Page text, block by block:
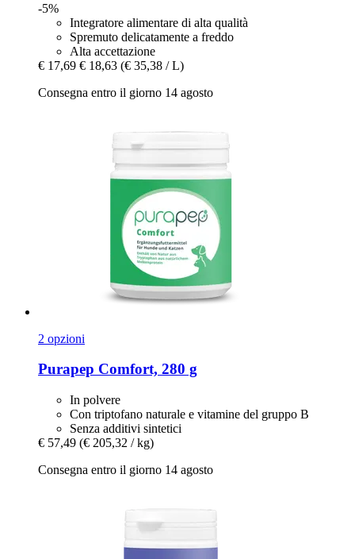
-5%
Integratore alimentare di alta qualità
Spremuto delicatamente a freddo
Alta accettazione
€ 17,69 € 18,63 (€ 35,38 / L)
Consegna entro il giorno 14 agosto
2 opzioni
Purapep Comfort, 280 g
In polvere
Con triptofano naturale e vitamine del gruppo B
Senza additivi sintetici
€ 57,49 (€ 205,32 / kg)
Consegna entro il giorno 14 agosto